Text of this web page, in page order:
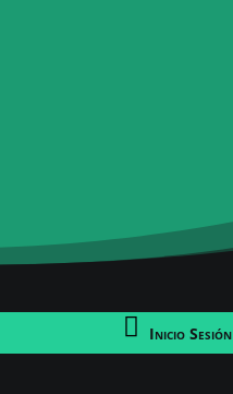
pa
Inicio Sesión